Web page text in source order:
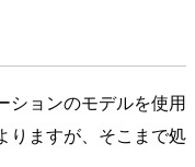
ションのモデルを使用
りますが、そこまで処